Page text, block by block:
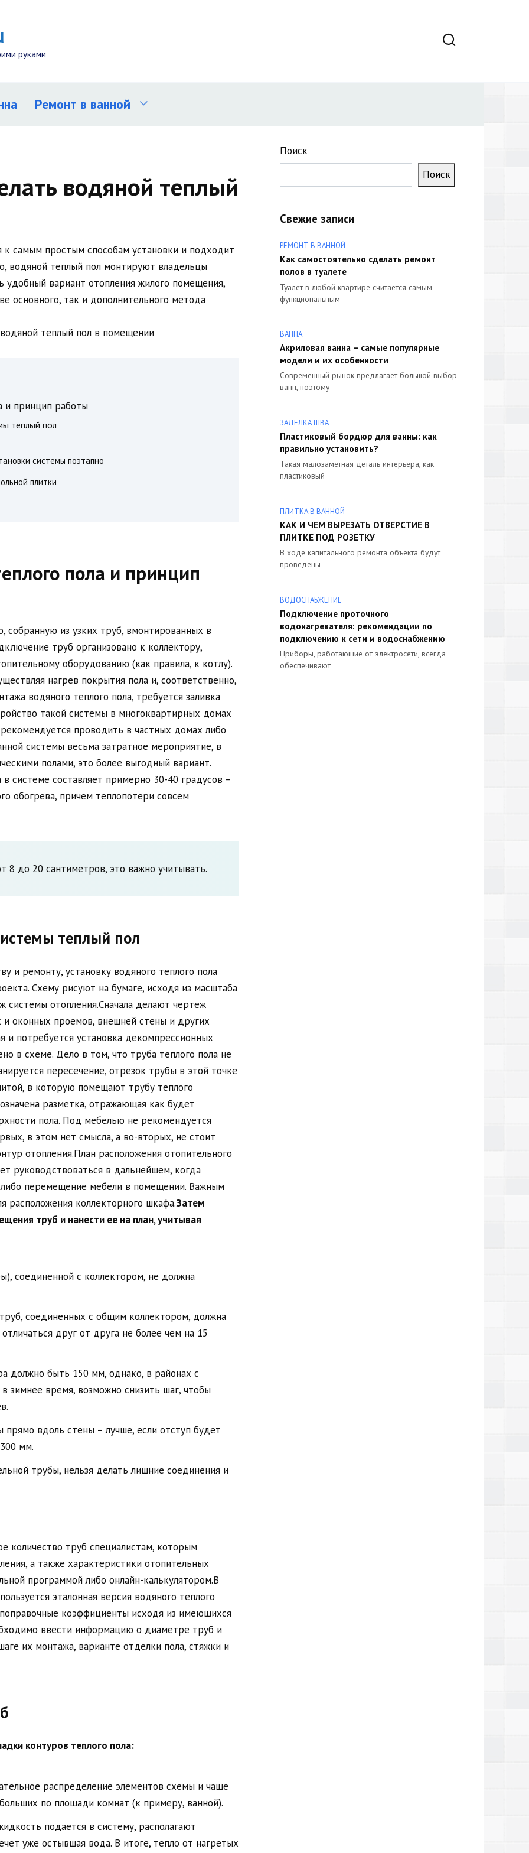
руками
Ремонт в ванной
водяной теплый
к самым простым способам установки и подходит
водяной теплый пол монтируют владельцы
удобный вариант отопления жилого помещения,
основного, так и дополнительного метода
и принцип работы
теплый пол
системы поэтапно
плитки
пола и принцип
собранную из узких труб, вмонтированных в
труб организовано к коллектору,
оборудованию (как правила, к котлу).
нагрев покрытия пола и, соответственно,
водяного теплого пола, требуется заливка
такой системы в многоквартирных домах
проводить в частных домах либо
системы весьма затратное мероприятие, в
полами, это более выгодный вариант.
системе составляет примерно 30-40 градусов –
обогрева, причем теплопотери совсем
8 до 20 сантиметров, это важно учитывать.
теплый пол
и ремонту, установку водяного теплого пола
Схему рисуют на бумаге, исходя из масштаба
отопления.Сначала делают чертеж
оконных проемов, внешней стены и других
потребуется установка декомпрессионных
в схеме. Дело в том, что труба теплого пола не
пересечение, отрезок трубы в этой точке
в которую помещают трубу теплого
разметка, отражающая как будет
пола. Под мебелью не рекомендуется
в этом нет смысла, а во-вторых, не стоит
отопления.План расположения отопительного
руководствоваться в дальнейшем, когда
перемещение мебели в помещении. Важным
коллекторного шкафа.Затем
труб и нанести ее на план, учитывая
соединенной с коллектором, не должна
соединенных с общим коллектором, должна
друг от друга не более чем на 15
должно быть 150 мм, однако, в районах с
зимнее время, возможно снизить шаг, чтобы
вдоль стены – лучше, если отступ будет
мм.
трубы, нельзя делать лишние соединения и
количество труб специалистам, которым
а также характеристики отопительных
программой либо онлайн-калькулятором.В
эталонная версия водяного теплого
коэффициенты исходя из имеющихся
ввести информацию о диаметре труб и
их монтажа, варианте отделки пола, стяжки и
контуров теплого пола:
распределение элементов схемы и чаще
по площади комнат (к примеру, ванной).
подается в систему, располагают
уже остывшая вода. В итоге, тепло от нагретых
Поиск
Поиск
Свежие записи
РЕМОНТ В ВАННОЙ
Как самостоятельно сделать ремонт
полов в туалете
Туалет в любой квартире считается самым
функциональным
ВАННА
Акриловая ванна – самые популярные
модели и их особенности
Современный рынок предлагает большой выбор
ванн, поэтому
ЗАДЕЛКА ШВА
Пластиковый бордюр для ванны: как
правильно установить?
Такая малозаметная деталь интерьера, как
пластиковый
ПЛИТКА В ВАННОЙ
КАК И ЧЕМ ВЫРЕЗАТЬ ОТВЕРСТИЕ В
ПЛИТКЕ ПОД РОЗЕТКУ
В ходе капитального ремонта объекта будут
проведены
ВОДОСНАБЖЕНИЕ
Подключение проточного
водонагревателя: рекомендации по
подключению к сети и водоснабжению
Приборы, работающие от электросети, всегда
обеспечивают